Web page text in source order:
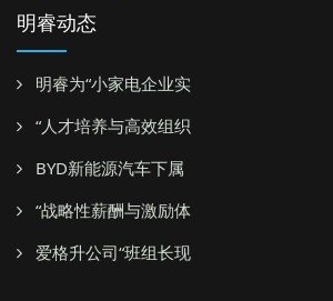
明睿动态
明睿为“小家电企业实
“人才培养与高效组织
BYD新能源汽车下属
“战略性薪酬与激励体
爱格升公司“班组长现